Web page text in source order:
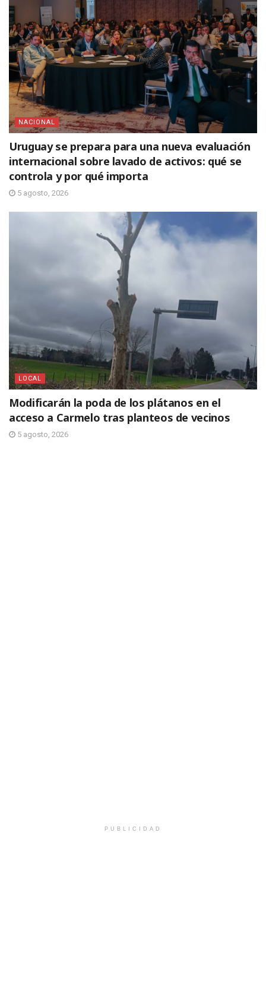
NACIONAL
Uruguay se prepara para una nueva evaluación
internacional sobre lavado de activos: qué se
controla y por qué importa
5 agosto, 2026
LOCAL
Modificarán la poda de los plátanos en el
acceso a Carmelo tras planteos de vecinos
5 agosto, 2026
PUBLICIDAD